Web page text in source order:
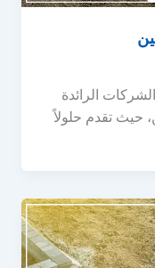
الرائدة
حيث تقدم حلولاً